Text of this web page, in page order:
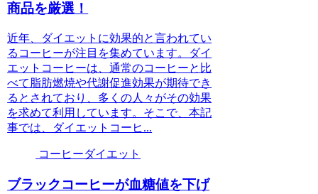
商品を厳選！
近年、ダイエットに効果的と言われてい
るコーヒーが注目を集めています。ダイ
エットコーヒーは、通常のコーヒーと比
べて脂肪燃焼や代謝促進効果が期待でき
るとされており、多くの人々がその効果
を求めて利用しています。そこで、本記
事では、ダイエットコーヒ...
コーヒーダイエット
ブラックコーヒーが血糖値を下げ